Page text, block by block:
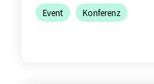
Event Konferenz